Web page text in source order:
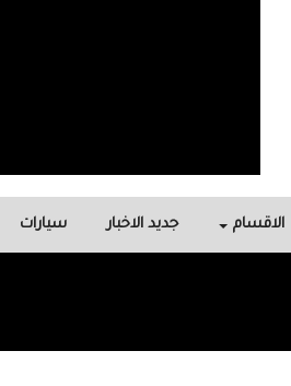
الاقسام جديد الاخبار سيارات